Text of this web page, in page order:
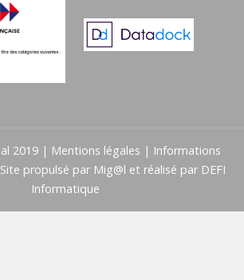
2019 | Mentions légales | Informations
propulsé par Mig@l et réalisé par DEFI
Informatique